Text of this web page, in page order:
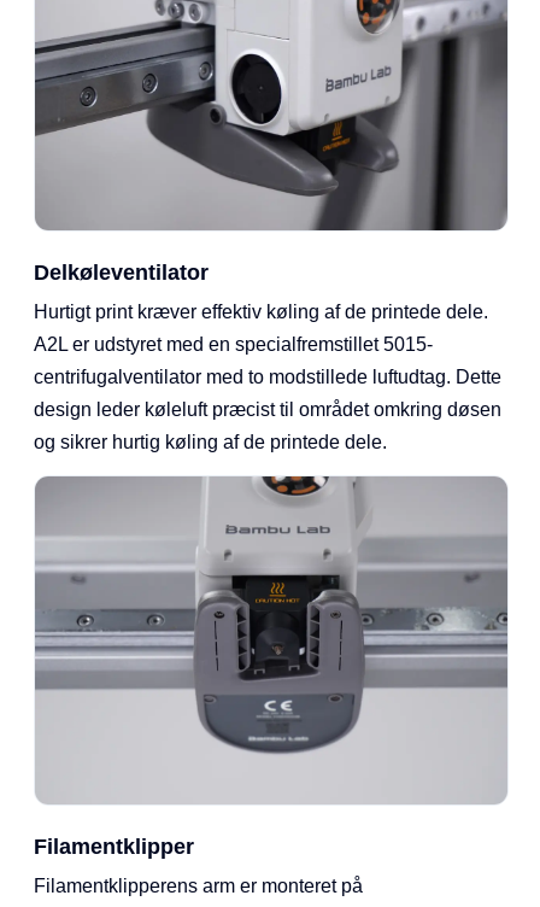
Delkøleventilator
Hurtigt print kræver effektiv køling af de printede dele.
A2L er udstyret med en specialfremstillet 5015-
centrifugalventilator med to modstillede luftudtag. Dette
design leder køleluft præcist til området omkring døsen
og sikrer hurtig køling af de printede dele.
Filamentklipper
Filamentklipperens arm er monteret på